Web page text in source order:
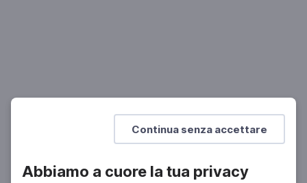
Continua senza accettare
Abbiamo a cuore la tua privacy
Antonio Monda, Nel territorio del diavolo
L'elezione di George Bush e l'uso delle fake news